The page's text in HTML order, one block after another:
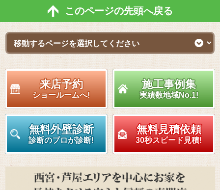
このページの先頭へ戻る
来店予約
ショールームへ!
施工事例集
実績数地域No.1!
無料外壁診断
診断のプロが診断!
無料見積依頼
30秒スピード見積!